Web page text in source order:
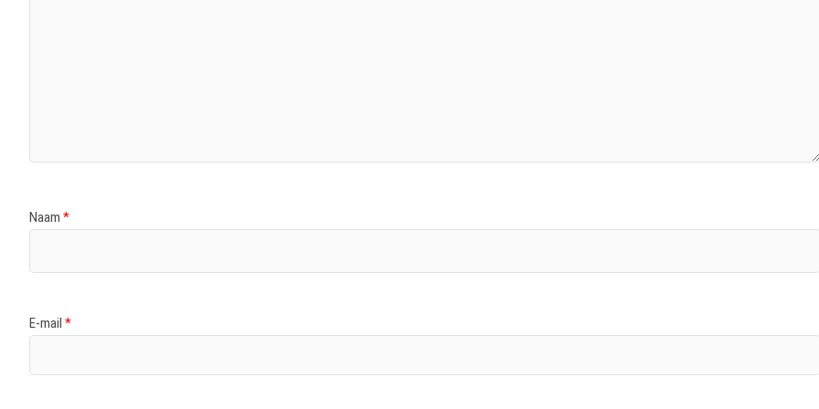
Naam *
E-mail *